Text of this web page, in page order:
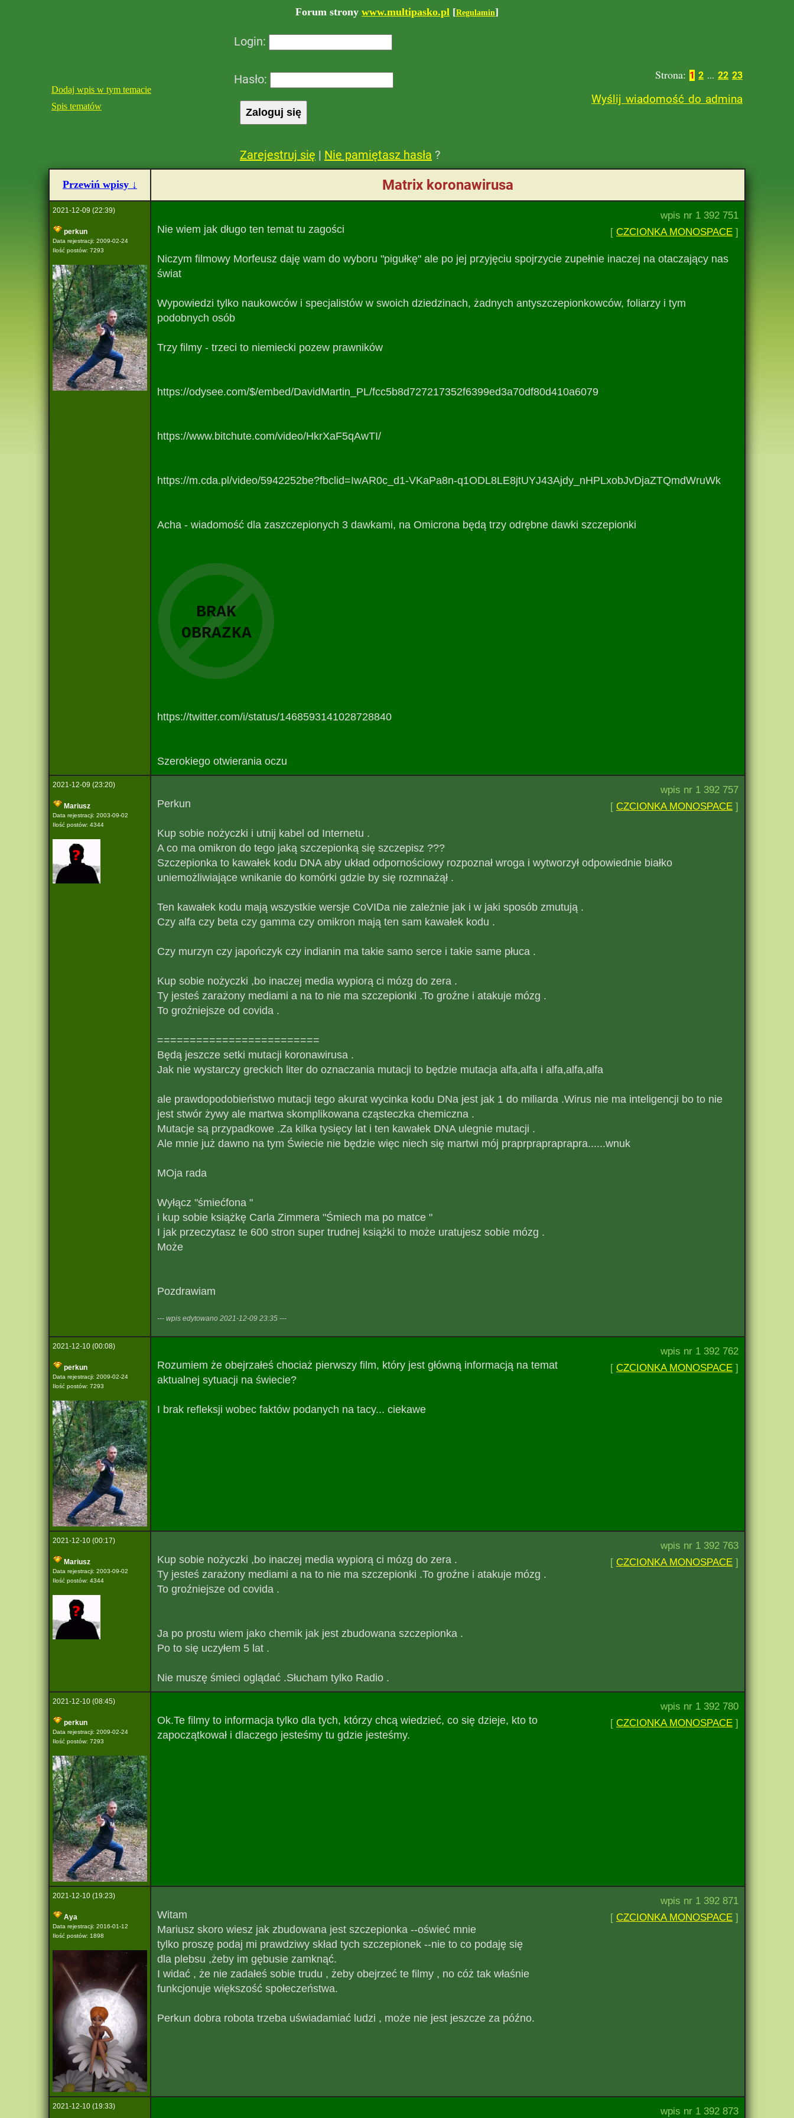
Forum strony www.multipasko.pl [Regulamin]
Dodaj wpis w tym temacie
Spis tematów
Login:
Hasło:
Zarejestruj się | Nie pamiętasz hasła ?
Strona: 1 2 ... 22 23
Wyślij wiadomość do admina
Przewiń wpisy ↓ Matrix koronawirusa
2021-12-09 (22:39)
perkun
Data rejestracji: 2009-02-24
Ilość postów: 7293
wpis nr 1 392 751
[ CZCIONKA MONOSPACE ]
Nie wiem jak długo ten temat tu zagości
Niczym filmowy Morfeusz daję wam do wyboru "pigułkę" ale po jej przyjęciu spojrzycie zupełnie inaczej na otaczający nas
świat
Wypowiedzi tylko naukowców i specjalistów w swoich dziedzinach, żadnych antyszczepionkowców, foliarzy i tym
podobnych osób
Trzy filmy - trzeci to niemiecki pozew prawników
https://odysee.com/$/embed/DavidMartin_PL/fcc5b8d727217352f6399ed3a70df80d410a6079
https://www.bitchute.com/video/HkrXaF5qAwTI/
https://m.cda.pl/video/5942252be?fbclid=IwAR0c_d1-VKaPa8n-q1ODL8LE8jtUYJ43Ajdy_nHPLxobJvDjaZTQmdWruWk
Acha - wiadomość dla zaszczepionych 3 dawkami, na Omicrona będą trzy odrębne dawki szczepionki
https://twitter.com/i/status/1468593141028728840
Szerokiego otwierania oczu
2021-12-09 (23:20)
Mariusz
Data rejestracji: 2003-09-02
Ilość postów: 4344
wpis nr 1 392 757
[ CZCIONKA MONOSPACE ]
Perkun
Kup sobie nożyczki i utnij kabel od Internetu .
A co ma omikron do tego jaką szczepionką się szczepisz ???
Szczepionka to kawałek kodu DNA aby układ odpornościowy rozpoznał wroga i wytworzył odpowiednie białko
uniemożliwiające wnikanie do komórki gdzie by się rozmnażął .
Ten kawałek kodu mają wszystkie wersje CoVIDa nie zależnie jak i w jaki sposób zmutują .
Czy alfa czy beta czy gamma czy omikron mają ten sam kawałek kodu .
Czy murzyn czy japończyk czy indianin ma takie samo serce i takie same płuca .
Kup sobie nożyczki ,bo inaczej media wypiorą ci mózg do zera .
Ty jesteś zarażony mediami a na to nie ma szczepionki .To groźne i atakuje mózg .
To groźniejsze od covida .
=========================
Będą jeszcze setki mutacji koronawirusa .
Jak nie wystarczy greckich liter do oznaczania mutacji to będzie mutacja alfa,alfa i alfa,alfa,alfa
ale prawdopodobieństwo mutacji tego akurat wycinka kodu DNa jest jak 1 do miliarda .Wirus nie ma inteligencji bo to nie
jest stwór żywy ale martwa skomplikowana cząsteczka chemiczna .
Mutacje są przypadkowe .Za kilka tysięcy lat i ten kawałek DNA ulegnie mutacji .
Ale mnie już dawno na tym Świecie nie będzie więc niech się martwi mój praprprapraprapra......wnuk
MOja rada
Wyłącz "śmiećfona "
i kup sobie książkę Carla Zimmera "Śmiech ma po matce "
I jak przeczytasz te 600 stron super trudnej książki to może uratujesz sobie mózg .
Może
Pozdrawiam
--- wpis edytowano 2021-12-09 23:35 ---
2021-12-10 (00:08)
perkun
Data rejestracji: 2009-02-24
Ilość postów: 7293
wpis nr 1 392 762
[ CZCIONKA MONOSPACE ]
Rozumiem że obejrzałeś chociaż pierwszy film, który jest główną informacją na temat
aktualnej sytuacji na świecie?
I brak refleksji wobec faktów podanych na tacy... ciekawe
2021-12-10 (00:17)
Mariusz
Data rejestracji: 2003-09-02
Ilość postów: 4344
wpis nr 1 392 763
[ CZCIONKA MONOSPACE ]
Kup sobie nożyczki ,bo inaczej media wypiorą ci mózg do zera .
Ty jesteś zarażony mediami a na to nie ma szczepionki .To groźne i atakuje mózg .
To groźniejsze od covida .
Ja po prostu wiem jako chemik jak jest zbudowana szczepionka .
Po to się uczyłem 5 lat .
Nie muszę śmieci oglądać .Słucham tylko Radio .
2021-12-10 (08:45)
perkun
Data rejestracji: 2009-02-24
Ilość postów: 7293
wpis nr 1 392 780
[ CZCIONKA MONOSPACE ]
Ok.Te filmy to informacja tylko dla tych, którzy chcą wiedzieć, co się dzieje, kto to
zapoczątkował i dlaczego jesteśmy tu gdzie jesteśmy.
2021-12-10 (19:23)
Aya
Data rejestracji: 2016-01-12
Ilość postów: 1898
wpis nr 1 392 871
[ CZCIONKA MONOSPACE ]
Witam
Mariusz skoro wiesz jak zbudowana jest szczepionka --oświeć mnie
tylko proszę podaj mi prawdziwy skład tych szczepionek --nie to co podaję się
dla plebsu ,żeby im gębusie zamknąć.
I widać , że nie zadałeś sobie trudu , żeby obejrzeć te filmy , no cóż tak właśnie
funkcjonuje większość społeczeństwa.
Perkun dobra robota trzeba uświadamiać ludzi , może nie jest jeszcze za późno.
2021-12-10 (19:33) wpis nr 1 392 873